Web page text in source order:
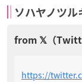
ソハヤノツル
https://